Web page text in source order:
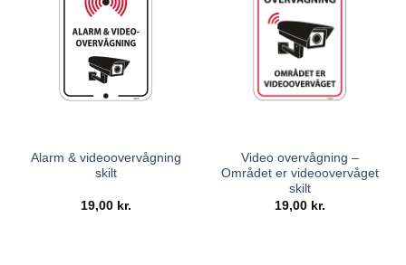
Alarm & videoovervågning
skilt
19,00 kr.
Video overvågning –
Området er videoovervåget
skilt
19,00 kr.